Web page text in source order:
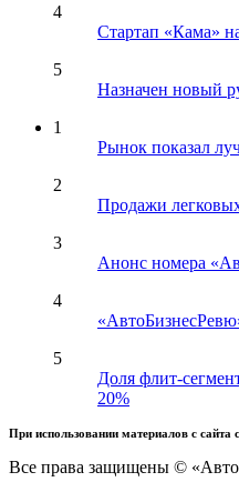
4
Стартап «Кама»
5
Назначен новый
1
Рынок показал
2
Продажи
3
Анонс номера
4
5
Доля флит-
20%
При использовании материалов с сайта
Все права защищены ©